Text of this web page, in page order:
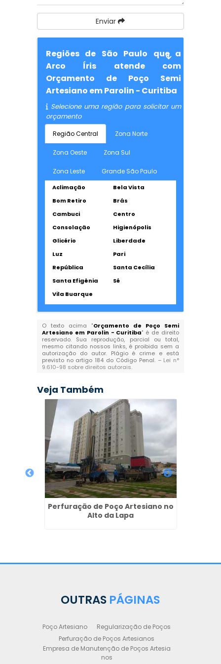
Enviar
Regiões de São Paulo que a
Arco Íris atende com
Orçamento de Poço Semi
Artesiano em Parolin - Curitiba
Selecione uma região para solicitar um
orçamento
Região Central Zona Norte
Zona Oeste Zona Sul
Zona Leste Grande São Paulo
Aclimação
Bela Vista
Bom Retiro
Brás
Cambuci
Centro
Consolação
Higienópolis
Glicério
Liberdade
Luz
Pari
República
Santa Cecília
Santa Efigênia
Sé
Vila Buarque
O texto acima "Orçamento de Poço Semi
Artesiano em Parolin - Curitiba" é de direito
reservado. Sua reprodução, parcial ou total,
mesmo citando nossos links, é proibida sem a
autorização do autor. Plágio é crime e está
previsto no artigo 184 do Código Penal. – Lei n°
9.610-98 sobre direitos autorais.
Veja Também
Perfuração de Poço Artesiano no
Alto da Lapa
OUTRAS PÁGINAS
Poço Artesiano
Regularização de Poços
Perfuração de Poços Artesianos
Empresa de Manutenção de Poços Artesia
nos